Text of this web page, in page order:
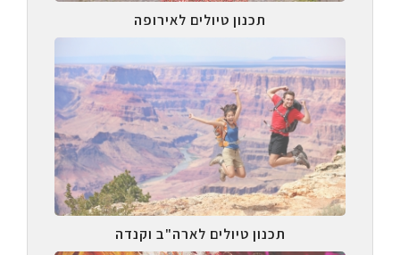
תכנון טיולים לאירופה
תכנון טיולים לארה"ב וקנדה